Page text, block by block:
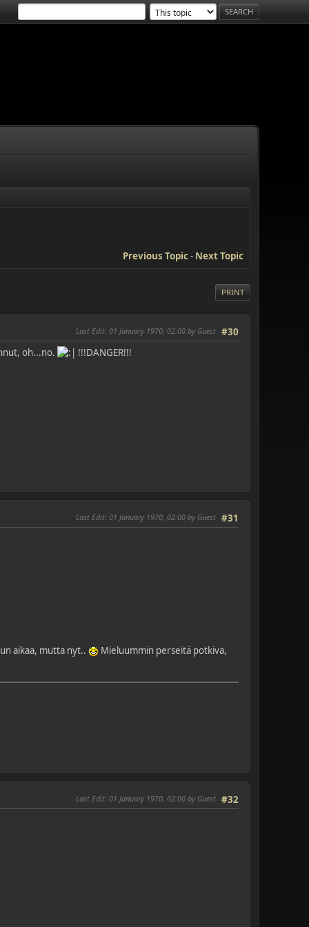
Previous Topic- Next Topic
PRINT
#30
Last Edit: 01 January 1970, 02:00 by Guest
oh...no. !!!DANGER!!!
#31
Last Edit: 01 January 1970, 02:00 by Guest
aikaa, mutta nyt..
Mieluummin perseitä potkiva,
#32
Last Edit: 01 January 1970, 02:00 by Guest